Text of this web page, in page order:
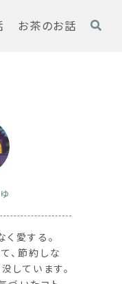
お茶のお話
愛する。
、節約しな
しています。